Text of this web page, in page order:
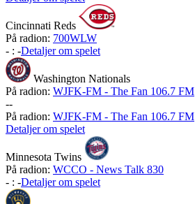
Cincinnati Reds
På radion: 700WLW
- : -Detaljer om spelet
Washington Nationals
På radion: WJFK-FM - The Fan 106.7 FM
--
På radion: WJFK-FM - The Fan 106.7 FM
Detaljer om spelet
Minnesota Twins
På radion: WCCO - News Talk 830
- : -Detaljer om spelet